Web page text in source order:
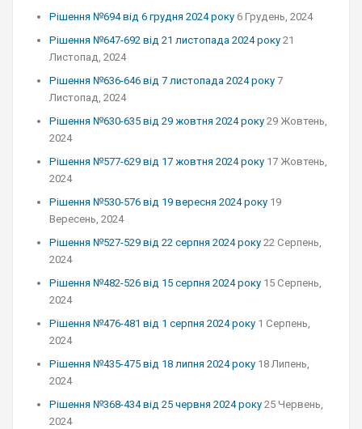
Рішення №694 від 6 грудня 2024 року 6 Грудень, 2024
Рішення №647-692 від 21 листопада 2024 року 21
Листопад, 2024
Рішення №636-646 від 7 листопада 2024 року 7
Листопад, 2024
Рішення №630-635 від 29 жовтня 2024 року 29 Жовтень,
2024
Рішення №577-629 від 17 жовтня 2024 року 17 Жовтень,
2024
Рішення №530-576 від 19 вересня 2024 року 19
Вересень, 2024
Рішення №527-529 від 22 серпня 2024 року 22 Серпень,
2024
Рішення №482-526 від 15 серпня 2024 року 15 Серпень,
2024
Рішення №476-481 від 1 серпня 2024 року 1 Серпень,
2024
Рішення №435-475 від 18 липня 2024 року 18 Липень,
2024
Рішення №368-434 від 25 червня 2024 року 25 Червень,
2024